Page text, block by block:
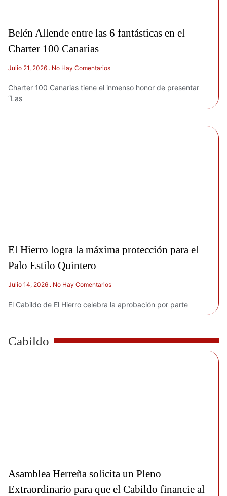
Belén Allende entre las 6 fantásticas en el
Charter 100 Canarias
Julio 21, 2026 No Hay Comentarios
Charter 100 Canarias tiene el inmenso honor de presentar
“Las
El Hierro logra la máxima protección para el
Palo Estilo Quintero
Julio 14, 2026 No Hay Comentarios
El Cabildo de El Hierro celebra la aprobación por parte
Cabildo
Asamblea Herreña solicita un Pleno
Extraordinario para que el Cabildo financie al